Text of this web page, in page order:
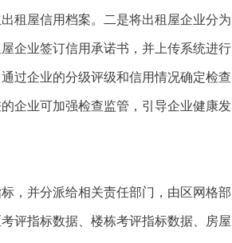
租屋信用档案。二是将出租屋企业分为
企业签订信用承诺书，并上传系统进行
过企业的分级评级和信用情况确定检查
企业可加强检查监管，引导企业健康发
并分派给相关责任部门，由区网格部
评指标数据、楼栋考评指标数据、房屋